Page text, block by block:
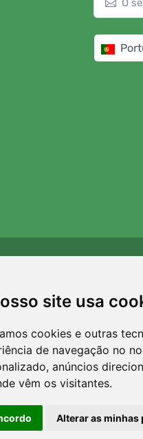
site usa
cookies e outras
de navegação no
anúncios
vêm os visitantes.
Alterar as minhas
em qualquer